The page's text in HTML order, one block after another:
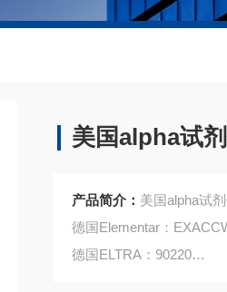
美国alpha试
产品简介： 美国alpha试
德国Elementar：
德国ELTRA：90220